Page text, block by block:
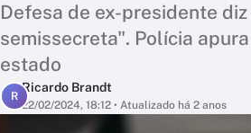
Defesa de ex-presidente
semissecreta". Polícia
estado
R
Ricardo Brandt
22/02/2024, 18:12 • Atualizado há 2 anos